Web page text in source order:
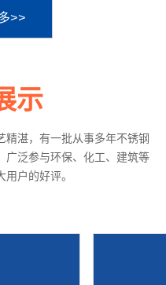
>>
示
精湛，有一批从事多年不锈钢
广泛参与环保、化工、建筑等
户的好评。